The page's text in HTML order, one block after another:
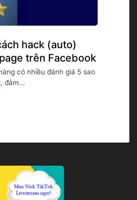
hack (auto)
trên Facebook
có nhiều đánh giá 5 sao
đảm...